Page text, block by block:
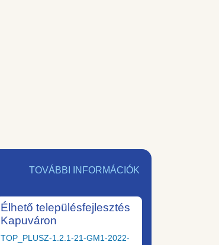
TOVÁBBI INFORMÁCIÓK
Élhető településfejlesztés
Kapuváron
TOP_PLUSZ-1.2.1-21-GM1-2022-